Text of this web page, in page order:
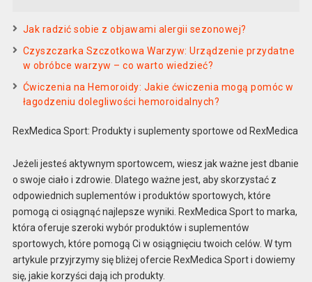
Jak radzić sobie z objawami alergii sezonowej?
Czyszczarka Szczotkowa Warzyw: Urządzenie przydatne
w obróbce warzyw – co warto wiedzieć?
Ćwiczenia na Hemoroidy: Jakie ćwiczenia mogą pomóc w
łagodzeniu dolegliwości hemoroidalnych?
RexMedica Sport: Produkty i suplementy sportowe od RexMedica
Jeżeli jesteś aktywnym sportowcem, wiesz jak ważne jest dbanie
o swoje ciało i zdrowie. Dlatego ważne jest, aby skorzystać z
odpowiednich suplementów i produktów sportowych, które
pomogą ci osiągnąć najlepsze wyniki. RexMedica Sport to marka,
która oferuje szeroki wybór produktów i suplementów
sportowych, które pomogą Ci w osiągnięciu twoich celów. W tym
artykule przyjrzymy się bliżej ofercie RexMedica Sport i dowiemy
się, jakie korzyści dają ich produkty.